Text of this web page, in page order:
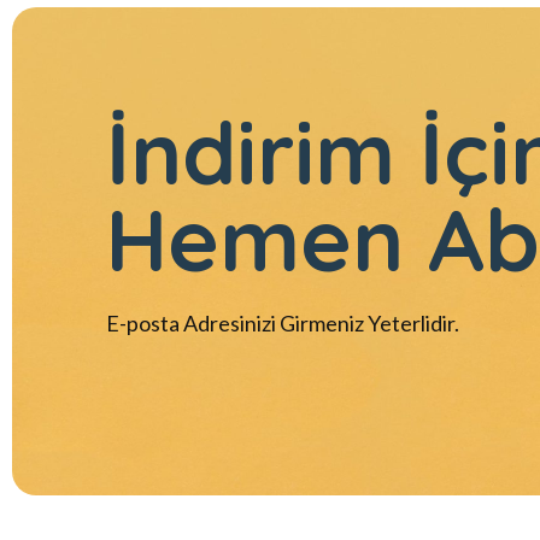
İndirim
Hemen
E-posta Adresinizi Girmeniz Yeterlidir.